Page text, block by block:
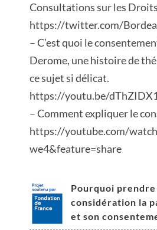
Consultations sur les Droits
https://twitter.com/
– C’est quoi le
Derome, une histoire de
ce sujet si délicat.
https://youtu.be/
– Comment expliquer le
https://youtube.com/
we4&feature=share
Pourquoi prendre
considération la
et son